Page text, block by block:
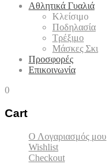
Αθλητικά Γυαλιά
Κλείσιμο
Ποδηλασία
Τρέξιμο
Μάσκες Σκι
Προσφορές
Επικοινωνία
0
Cart
Ο Λογαριασμός μου
Wishlist
Checkout